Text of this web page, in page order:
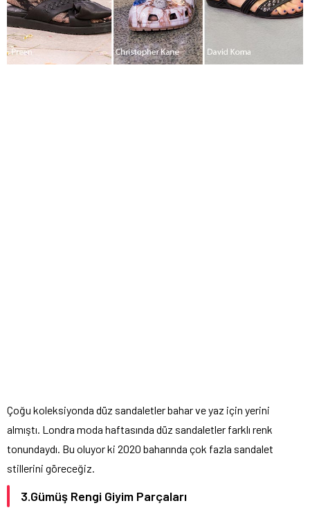
Çoğu koleksiyonda düz sandaletler bahar ve yaz için yerini
almıştı. Londra moda haftasında düz sandaletler farklı renk
tonundaydı. Bu oluyor ki 2020 baharında çok fazla sandalet
stillerini göreceğiz.
3.Gümüş Rengi Giyim Parçaları